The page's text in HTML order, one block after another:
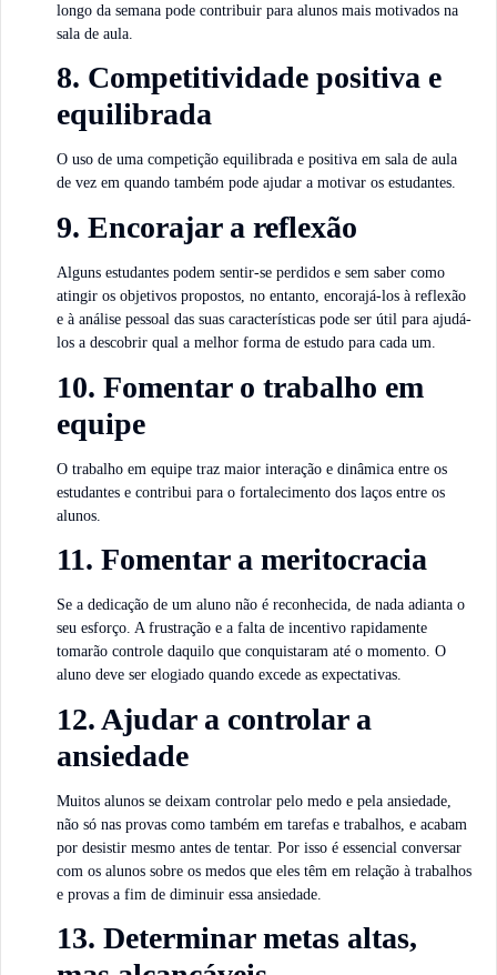
longo da semana pode contribuir para alunos mais motivados na
sala de aula.
8. Competitividade positiva e
equilibrada
O uso de uma competição equilibrada e positiva em sala de aula
de vez em quando também pode ajudar a motivar os estudantes.
9. Encorajar a reflexão
Alguns estudantes podem sentir-se perdidos e sem saber como
atingir os objetivos propostos, no entanto, encorajá-los à reflexão
e à análise pessoal das suas características pode ser útil para ajudá-
los a descobrir qual a melhor forma de estudo para cada um.
10. Fomentar o trabalho em
equipe
O trabalho em equipe traz maior interação e dinâmica entre os
estudantes e contribui para o fortalecimento dos laços entre os
alunos.
11. Fomentar a meritocracia
Se a dedicação de um aluno não é reconhecida, de nada adianta o
seu esforço. A frustração e a falta de incentivo rapidamente
tomarão controle daquilo que conquistaram até o momento. O
aluno deve ser elogiado quando excede as expectativas.
12. Ajudar a controlar a
ansiedade
Muitos alunos se deixam controlar pelo medo e pela ansiedade,
não só nas provas como também em tarefas e trabalhos, e acabam
por desistir mesmo antes de tentar. Por isso é essencial conversar
com os alunos sobre os medos que eles têm em relação à trabalhos
e provas a fim de diminuir essa ansiedade.
13. Determinar metas altas,